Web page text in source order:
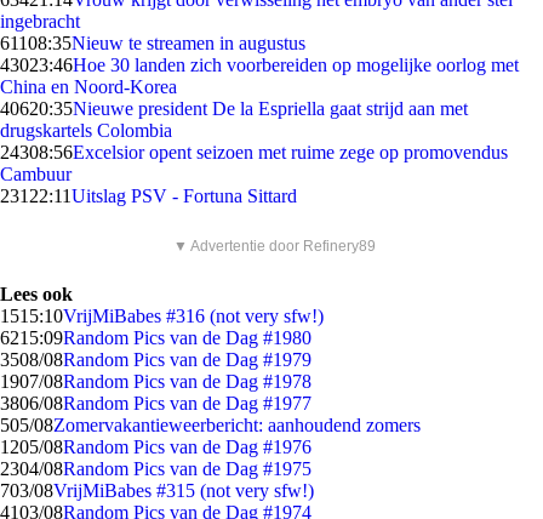
ingebracht
61108:35Nieuw te streamen in augustus
43023:46Hoe 30 landen zich voorbereiden op mogelijke oorlog met
China en Noord-Korea
40620:35Nieuwe president De la Espriella gaat strijd aan met
drugskartels Colombia
24308:56Excelsior opent seizoen met ruime zege op promovendus
Cambuur
231 22:11Uitslag PSV - Fortuna Sittard
▼ Advertentie door Refinery89
Lees ook
1515:10VrijMiBabes #316 (not very sfw!)
6215:09Random Pics van de Dag #1980
3508/08Random Pics van de Dag #1979
1907/08Random Pics van de Dag #1978
3806/08Random Pics van de Dag #1977
505/08Zomervakantieweerbericht: aanhoudend zomers
1205/08Random Pics van de Dag #1976
2304/08Random Pics van de Dag #1975
703/08VrijMiBabes #315 (not very sfw!)
4103/08Random Pics van de Dag #1974